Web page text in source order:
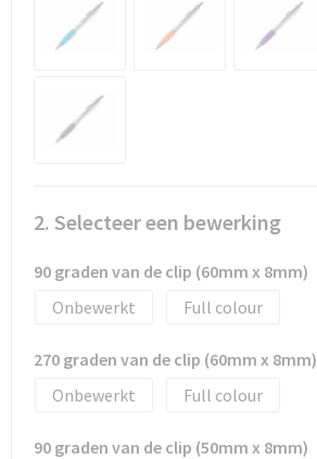
Duffeltassen
Fietstassen
2. Selecteer een bewerking
90 graden van de clip (60mm x 8mm)
Onbewerkt
Full colour
270 graden van de clip (60mm x 8mm)
Onbewerkt
Full colour
90 graden van de clip (50mm x 8mm)